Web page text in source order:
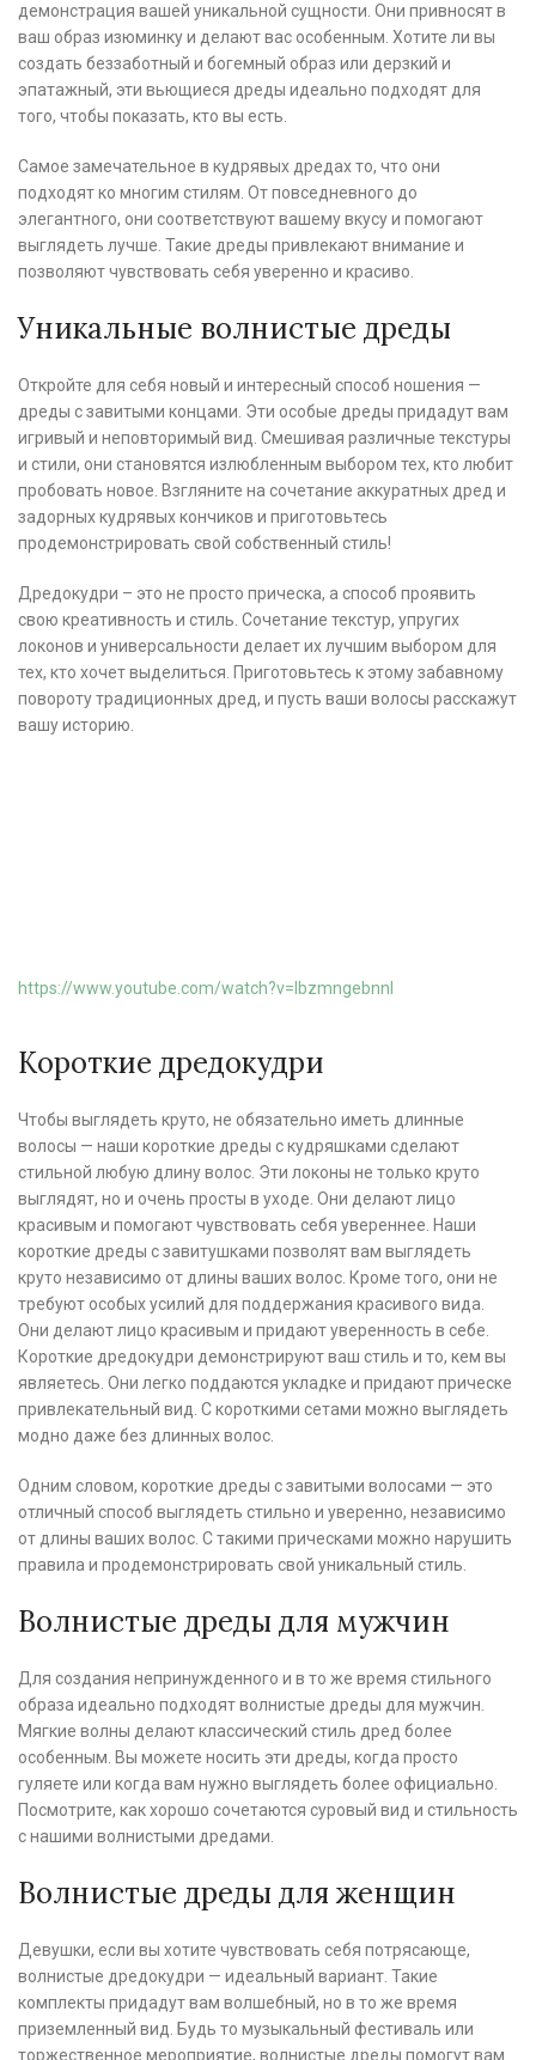
демонстрация вашей уникальной сущности. Они привносят в
ваш образ изюминку и делают вас особенным. Хотите ли вы
создать беззаботный и богемный образ или дерзкий и
эпатажный, эти вьющиеся дреды идеально подходят для
того, чтобы показать, кто вы есть.
Самое замечательное в кудрявых дредах то, что они
подходят ко многим стилям. От повседневного до
элегантного, они соответствуют вашему вкусу и помогают
выглядеть лучше. Такие дреды привлекают внимание и
позволяют чувствовать себя уверенно и красиво.
Уникальные волнистые дреды
Откройте для себя новый и интересный способ ношения —
дреды с завитыми концами. Эти особые дреды придадут вам
игривый и неповторимый вид. Смешивая различные текстуры
и стили, они становятся излюбленным выбором тех, кто любит
пробовать новое. Взгляните на сочетание аккуратных дред и
задорных кудрявых кончиков и приготовьтесь
продемонстрировать свой собственный стиль!
Дредокудри – это не просто прическа, а способ проявить
свою креативность и стиль. Сочетание текстур, упругих
локонов и универсальности делает их лучшим выбором для
тех, кто хочет выделиться. Приготовьтесь к этому забавному
повороту традиционных дред, и пусть ваши волосы расскажут
вашу историю.
https://www.youtube.com/watch?v=IbzmngebnnI
Короткие дредокудри
Чтобы выглядеть круто, не обязательно иметь длинные
волосы — наши короткие дреды с кудряшками сделают
стильной любую длину волос. Эти локоны не только круто
выглядят, но и очень просты в уходе. Они делают лицо
красивым и помогают чувствовать себя увереннее. Наши
короткие дреды с завитушками позволят вам выглядеть
круто независимо от длины ваших волос. Кроме того, они не
требуют особых усилий для поддержания красивого вида.
Они делают лицо красивым и придают уверенность в себе.
Короткие дредокудри демонстрируют ваш стиль и то, кем вы
являетесь. Они легко поддаются укладке и придают прическе
привлекательный вид. С короткими сетами можно выглядеть
модно даже без длинных волос.
Одним словом, короткие дреды с завитыми волосами — это
отличный способ выглядеть стильно и уверенно, независимо
от длины ваших волос. С такими прическами можно нарушить
правила и продемонстрировать свой уникальный стиль.
Волнистые дреды для мужчин
Для создания непринужденного и в то же время стильного
образа идеально подходят волнистые дреды для мужчин.
Мягкие волны делают классический стиль дред более
особенным. Вы можете носить эти дреды, когда просто
гуляете или когда вам нужно выглядеть более официально.
Посмотрите, как хорошо сочетаются суровый вид и стильность
с нашими волнистыми дредами.
Волнистые дреды для женщин
Девушки, если вы хотите чувствовать себя потрясающе,
волнистые дредокудри — идеальный вариант. Такие
комплекты придадут вам волшебный, но в то же время
приземленный вид. Будь то музыкальный фестиваль или
торжественное мероприятие, волнистые дреды помогут вам